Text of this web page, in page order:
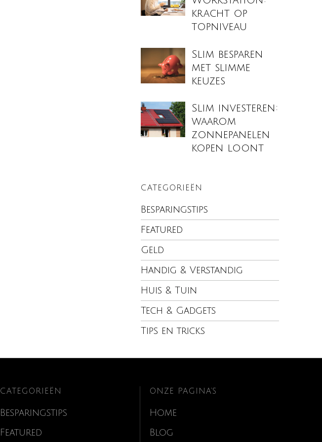
kracht op
topniveau
Slim besparen
met slimme
keuzes
Slim investeren:
waarom
zonnepanelen
kopen loont
CATEGORIEËN
Besparingstips
Featured
Geld
Handig & Verstandig
Huis & Tuin
Tech & Gadgets
Tips en tricks
CATEGORIEËN
Besparingstips
Featured
ONZE PAGINA’S
Home
Blog